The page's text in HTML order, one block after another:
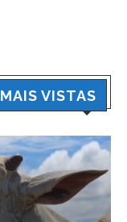
MAIS VISTAS